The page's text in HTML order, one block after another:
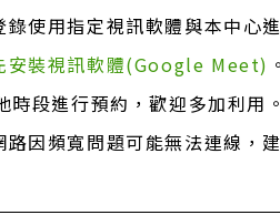
使用指定視訊軟體與本中心
安裝視訊軟體(Google Meet) 。
時段進行預約，歡迎多加利用。
路因頻寬問題可能無法連線，